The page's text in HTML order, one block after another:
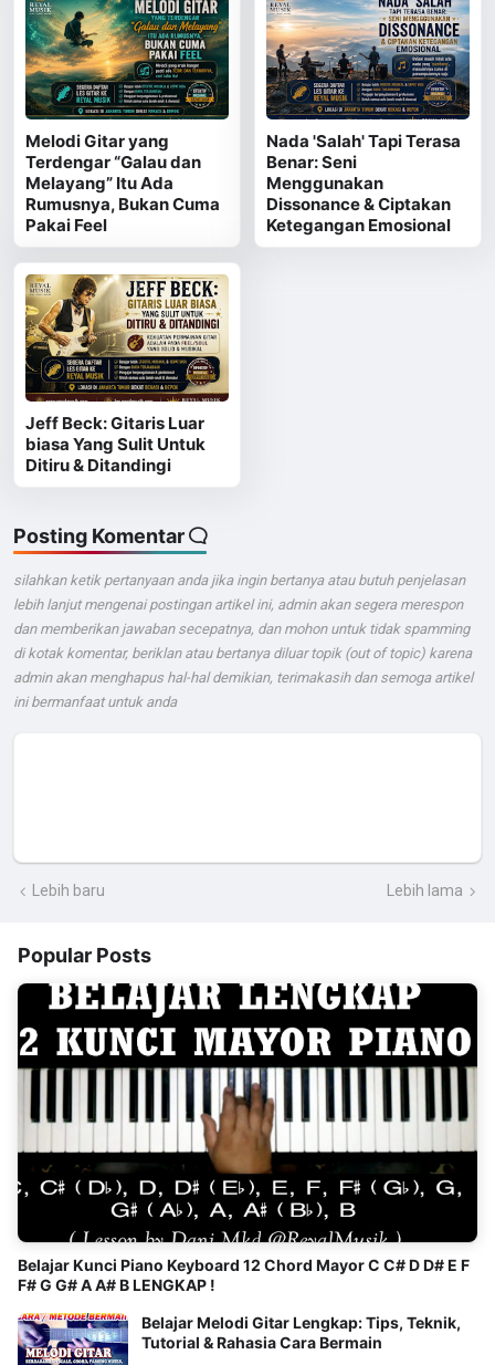
Melodi Gitar yang
Terdengar “Galau dan
Melayang” Itu Ada
Rumusnya, Bukan Cuma
Pakai Feel
Nada 'Salah' Tapi Terasa
Benar: Seni
Menggunakan
Dissonance & Ciptakan
Ketegangan Emosional
Jeff Beck: Gitaris Luar
biasa Yang Sulit Untuk
Ditiru & Ditandingi
Posting Komentar
silahkan ketik pertanyaan anda jika ingin bertanya atau butuh penjelasan
lebih lanjut mengenai postingan artikel ini, admin akan segera merespon
dan memberikan jawaban secepatnya, dan mohon untuk tidak spamming
di kotak komentar, beriklan atau bertanya diluar topik (out of topic) karena
admin akan menghapus hal-hal demikian, terimakasih dan semoga artikel
ini bermanfaat untuk anda
Lebih baru Lebih lama
Popular Posts
Belajar Kunci Piano Keyboard 12 Chord Mayor C C# D D# E F
F# G G# A A# B LENGKAP !
Belajar Melodi Gitar Lengkap: Tips, Teknik,
Tutorial & Rahasia Cara Bermain